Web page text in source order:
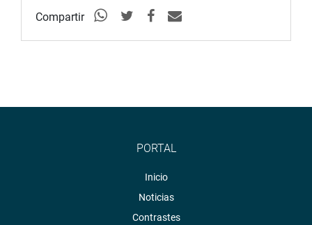
Compartir
PORTAL
Inicio
Noticias
Contrastes